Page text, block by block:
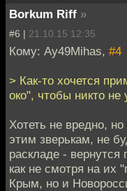
Borkum Riff »
#6 | 21.10.15 12:35
Кому: Ay49Mihas, #4
> Как-то хочется
око", чтобы никто
Хотеть не вредно,
этим зверькам, не
раскладе -
как не смотря на их
Крым, но и